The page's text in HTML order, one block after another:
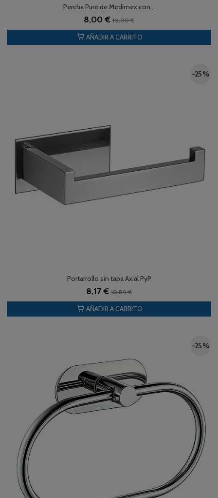
Percha Pure de Medimex con...
8,00 € 10,00 €
AÑADIR A CARRITO
-25 %
Portarrollo sin tapa Axial PyP
8,17 € 10,89 €
AÑADIR A CARRITO
-25 %